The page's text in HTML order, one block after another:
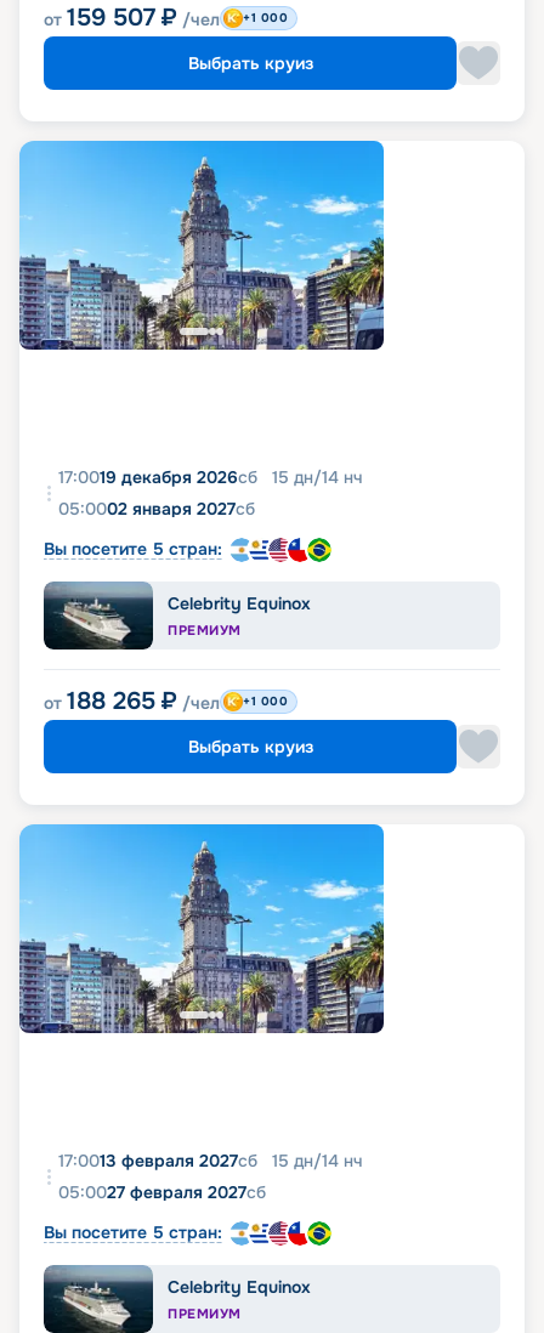
от 159 507 ₽ /чел +1 000
Выбрать круиз
17:0019 декабря 2026сб 15 дн/14 нч
05:0002 января 2027сб
Вы посетите 5 стран:
Celebrity Equinox
ПРЕМИУМ
от 188 265 ₽ /чел +1 000
Выбрать круиз
17:0013 февраля 2027сб 15 дн/14 нч
05:0027 февраля 2027сб
Вы посетите 5 стран:
Celebrity Equinox
ПРЕМИУМ